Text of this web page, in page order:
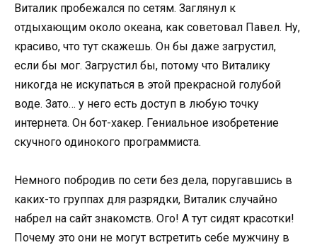
Виталик пробежался по сетям. Заглянул к
отдыхающим около океана, как советовал Павел. Ну,
красиво, что тут скажешь. Он бы даже загрустил,
если бы мог. Загрустил бы, потому что Виталику
никогда не искупаться в этой прекрасной голубой
воде. Зато… у него есть доступ в любую точку
интернета. Он бот-хакер. Гениальное изобретение
скучного одинокого программиста.
Немного побродив по сети без дела, поругавшись в
каких-то группах для разрядки, Виталик случайно
набрел на сайт знакомств. Ого! А тут сидят красотки!
Почему это они не могут встретить себе мужчину в